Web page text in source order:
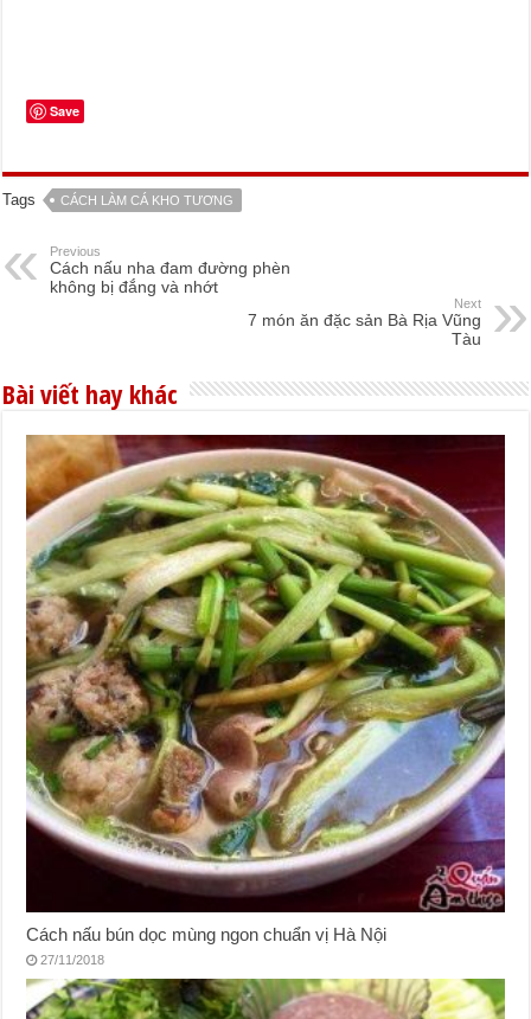
Save
Tags CÁCH LÀM CÁ KHO TƯƠNG
Previous
Cách nấu nha đam đường phèn
không bị đắng và nhớt
Next
7 món ăn đặc sản Bà Rịa Vũng
Tàu
Bài viết hay khác
Cách nấu bún dọc mùng ngon chuẩn vị Hà Nội
27/11/2018